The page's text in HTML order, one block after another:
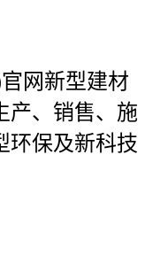
网新型建材
产、销售、施
环保及新科技